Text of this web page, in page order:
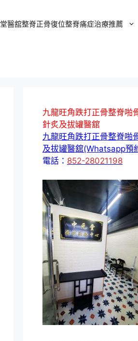
醫舘整脊正骨復位整脊痛症治療推薦
九龍旺角跌打正骨整脊啪
針炙及拔罐醫舘
九龍旺角跌打正骨整脊啪
及拔罐醫舘(Whatsapp預
電話： 852-28021198